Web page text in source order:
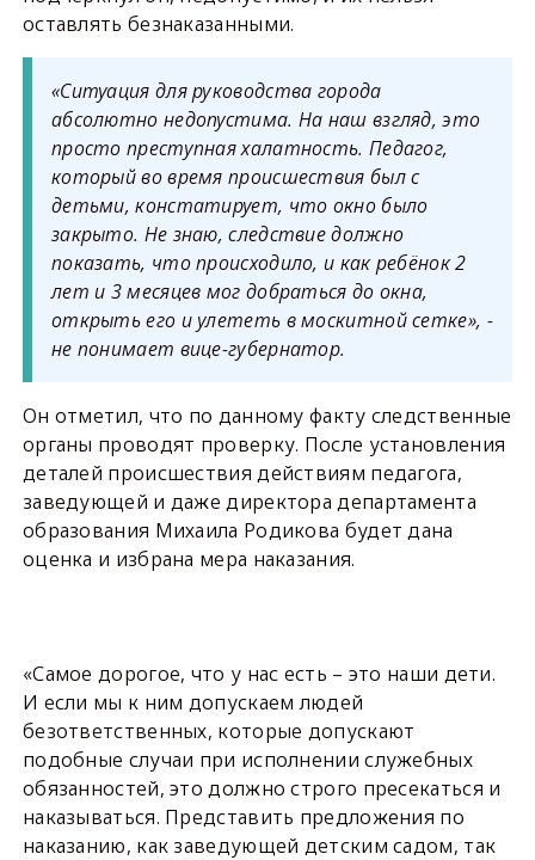
оставлять безнаказанными.
«Ситуация для руководства города
абсолютно недопустима. На наш взгляд, это
просто преступная халатность. Педагог,
который во время происшествия был с
детьми, констатирует, что окно было
закрыто. Не знаю, следствие должно
показать, что происходило, и как ребёнок 2
лет и 3 месяцев мог добраться до окна,
открыть его и улететь в москитной сетке», -
не понимает вице-губернатор.
Он отметил, что по данному факту следственные
органы проводят проверку. После установления
деталей происшествия действиям педагога,
заведующей и даже директора департамента
образования Михаила Родикова будет дана
оценка и избрана мера наказания.
«Самое дорогое, что у нас есть – это наши дети.
И если мы к ним допускаем людей
безответственных, которые допускают
подобные случаи при исполнении служебных
обязанностей, это должно строго пресекаться и
наказываться. Представить предложения по
наказанию, как заведующей детским садом, так